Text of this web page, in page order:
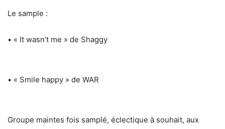
Le sample :
• « It wasn’t me » de Shaggy
• « Smile happy » de WAR
Groupe maintes fois samplé, éclectique à souhait, aux